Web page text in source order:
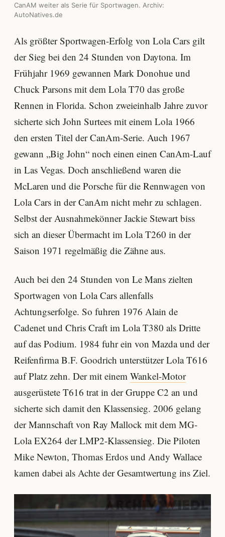
CanAM weiter als Serie für Sportwagen. Archiv:
AutoNatives.de
Als größter Sportwagen-Erfolg von Lola Cars gilt
der Sieg bei den 24 Stunden von Daytona. Im
Frühjahr 1969 gewannen Mark Donohue und
Chuck Parsons mit dem Lola T70 das große
Rennen in Florida. Schon zweieinhalb Jahre zuvor
sicherte sich John Surtees mit einem Lola 1966
den ersten Titel der CanAm-Serie. Auch 1967
gewann „Big John“ noch einen einen CanAm-Lauf
in Las Vegas. Doch anschließend waren die
McLaren und die Porsche für die Rennwagen von
Lola Cars in der CanAm nicht mehr zu schlagen.
Selbst der Ausnahmekönner Jackie Stewart biss
sich an dieser Übermacht im Lola T260 in der
Saison 1971 regelmäßig die Zähne aus.
Auch bei den 24 Stunden von Le Mans zielten
Sportwagen von Lola Cars allenfalls
Achtungserfolge. So fuhren 1976 Alain de
Cadenet und Chris Craft im Lola T380 als Dritte
auf das Podium. 1984 fuhr ein von Mazda und der
Reifenfirma B.F. Goodrich unterstützer Lola T616
auf Platz zehn. Der mit einem Wankel-Motor
ausgerüstete T616 trat in der Gruppe C2 an und
sicherte sich damit den Klassensieg. 2006 gelang
der Mannschaft von Ray Mallock mit dem MG-
Lola EX264 der LMP2-Klassensieg. Die Piloten
Mike Newton, Thomas Erdos und Andy Wallace
kamen dabei als Achte der Gesamtwertung ins Ziel.